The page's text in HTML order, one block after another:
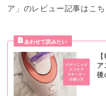
ア」のレビュー記事はこち
ア
後